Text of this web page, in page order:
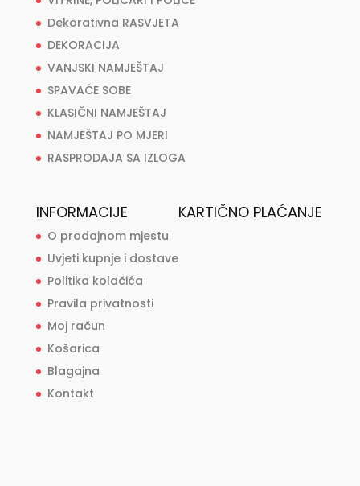
Dekorativna RASVJETA
DEKORACIJA
VANJSKI NAMJEŠTAJ
SPAVAĆE SOBE
KLASIČNI NAMJEŠTAJ
NAMJEŠTAJ PO MJERI
RASPRODAJA SA IZLOGA
INFORMACIJE
O prodajnom mjestu
Uvjeti kupnje i dostave
Politika kolačića
Pravila privatnosti
Moj račun
Košarica
Blagajna
Kontakt
KARTIČNO PLAĆANJE